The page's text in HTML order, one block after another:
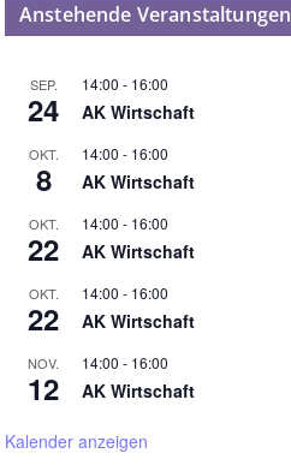
Anstehende Veranstaltungen
SEP.
24
14:00 - 16:00
AK Wirtschaft
OKT.
8
14:00 - 16:00
AK Wirtschaft
OKT.
22
14:00 - 16:00
AK Wirtschaft
OKT.
22
14:00 - 16:00
AK Wirtschaft
NOV.
12
14:00 - 16:00
AK Wirtschaft
Kalender anzeigen